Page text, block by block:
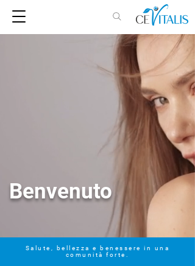
Benvenuto
Salute, bellezza e benessere in una
comunità forte.